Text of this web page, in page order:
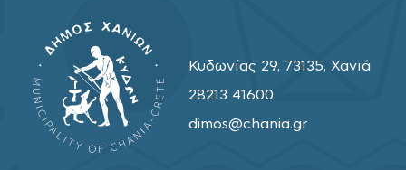
Κυδωνίας 29, 73135, Χανιά
28213 41600
dimos@chania.gr